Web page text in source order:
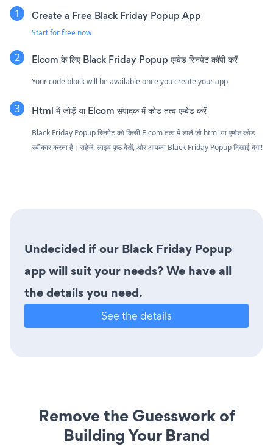
Create a Free Black Friday Popup App
Start for free now
Elcom के लिए Black Friday Popup एम्बेड स्निपेट कॉपी करें
Your code block will be available once you create your app
Html में जोड़ें या Elcom संपादक में कोड तत्व एम्बेड करें
Black Friday Popup स्निपेट को किसी Elcom तत्व में डालें जो html या एम्बेड कोड
स्वीकार करता है। सहेजें, लाइव पृष्ठ देखें, और आपका Black Friday Popup दिखाई देगा!
Undecided if our Black Friday Popup
app will suit your needs? We have all
the details you need.
See the details
Remove the Guesswork of
Building Your Brand